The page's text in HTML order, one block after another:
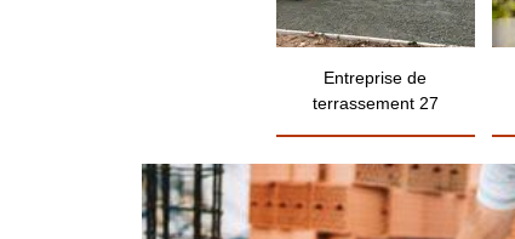
Entreprise de
terrassement 27